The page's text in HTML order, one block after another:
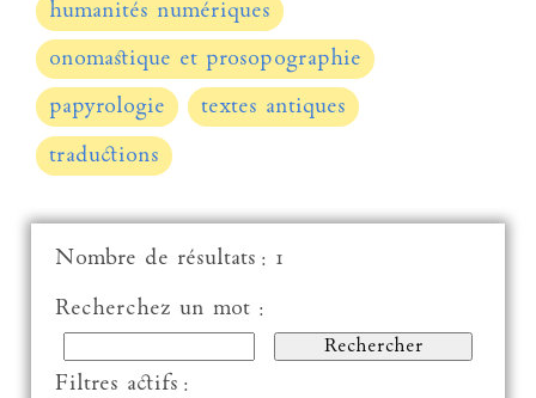
humanités numériques
onomastique et prosopographie
papyrologie
textes antiques
traductions
Nombre de résultats : 1
Recherchez un mot :
Filtres actifs :